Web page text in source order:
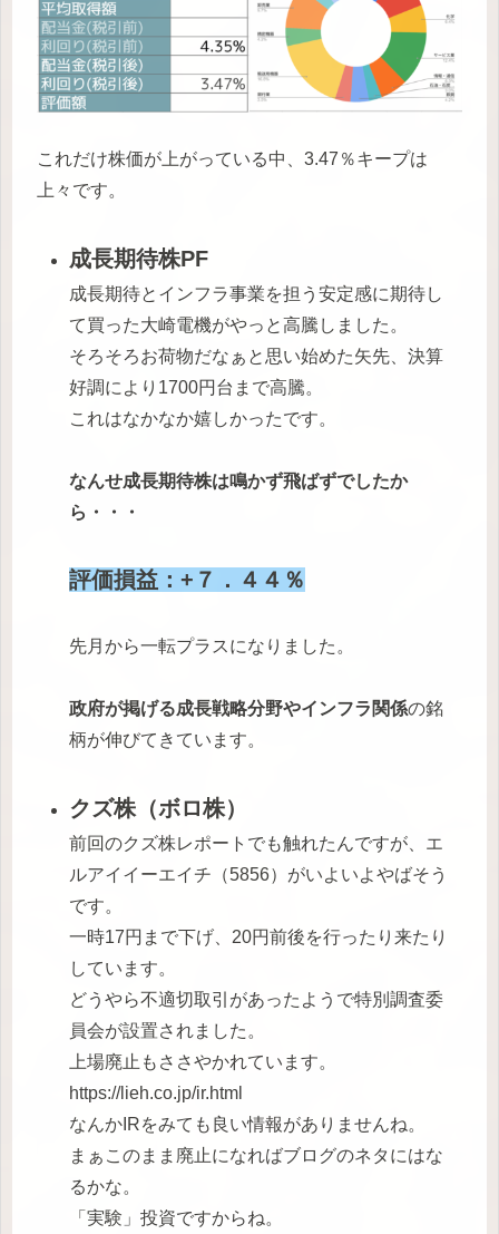
これだけ株価が上がっている中、3.47％キープは
上々です。
成長期待株PF
成長期待とインフラ事業を担う安定感に期待し
て買った大崎電機がやっと高騰しました。
そろそろお荷物だなぁと思い始めた矢先、決算
好調により1700円台まで高騰。
これはなかなか嬉しかったです。
なんせ成長期待株は鳴かず飛ばずでしたか
ら・・・
評価損益：+７．４４％
先月から一転プラスになりました。
政府が掲げる成長戦略分野やインフラ関係の銘
柄が伸びてきています。
クズ株（ボロ株）
前回のクズ株レポートでも触れたんですが、エ
ルアイイーエイチ（5856）がいよいよやばそう
です。
一時17円まで下げ、20円前後を行ったり来たり
しています。
どうやら不適切取引があったようで特別調査委
員会が設置されました。
上場廃止もささやかれています。
https://lieh.co.jp/ir.html
なんかIRをみても良い情報がありませんね。
まぁこのまま廃止になればブログのネタにはな
るかな。
「実験」投資ですからね。